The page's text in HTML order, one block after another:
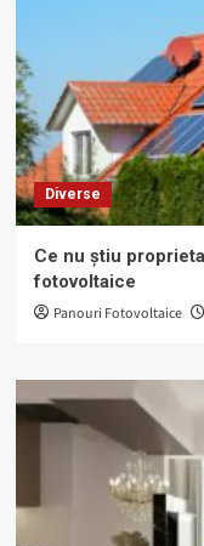
Diverse
Ce nu știu
fotovoltaice
Panouri Fotovoltaice